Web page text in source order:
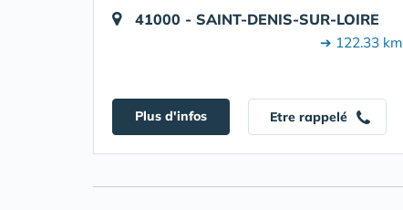
41000 - SAINT-DENIS-SUR-LOIRE
➔ 122.33 km
Plus d'infos Etre rappelé